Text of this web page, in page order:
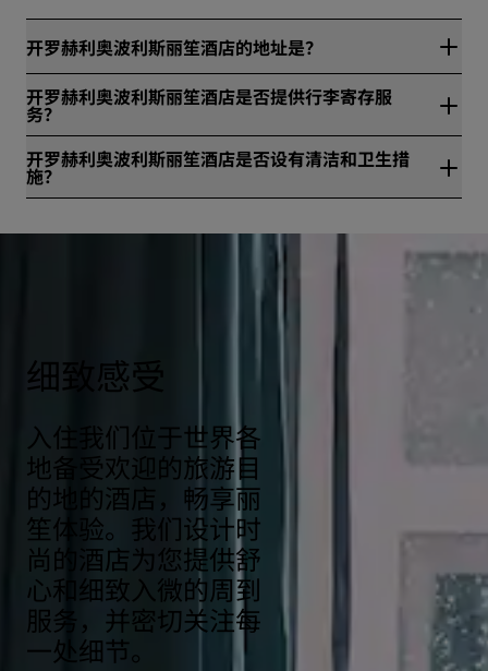
开罗赫利奥波利斯丽笙酒店的地址是？
开罗赫利奥波利斯丽笙酒店位于Abdel Hameed Badawy St.
Heliopolis，开罗，埃及。
开罗赫利奥波利斯丽笙酒店是否提供行李寄存服
务？
是，开罗赫利奥波利斯丽笙酒店提供行李寄存服务。
开罗赫利奥波利斯丽笙酒店是否设有清洁和卫生措
施？
https://www.radissonhotels.com/en-us/social-
细致感受
入住我们位于世界各
地备受欢迎的旅游目
的地的酒店，畅享丽
笙体验。我们设计时
尚的酒店为您提供舒
心和细致入微的周到
服务，并密切关注每
一处细节。